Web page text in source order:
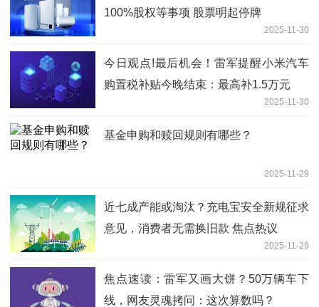
100%股权等事项 股票明起停牌
2025-11-30
今日观点!最后机会！雷军提醒小米汽车
购置税补贴今晚结束：最高补1.5万元
2025-11-30
基金申购和赎回规则有哪些？
2025-11-29
近七成产能或淘汰？充电宝安全新规征求
意见，消费者无需换旧款 焦点热议
2025-11-29
焦点速读：雷军又画大饼？50万辆车下
线，网友灵魂拷问：这次算数吗？